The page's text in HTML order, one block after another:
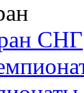
СНГ